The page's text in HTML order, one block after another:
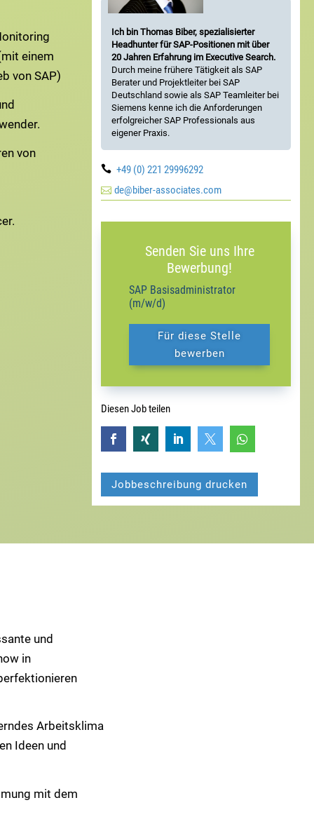
einem
von SAP)
von
Ich bin Thomas Biber, spezialisierter
Headhunter für SAP-Positionen mit über
20 Jahren Erfahrung im Executive Search.
Durch meine frühere Tätigkeit als SAP
Berater und Projektleiter bei SAP
Deutschland sowie als SAP Teamleiter bei
Siemens kenne ich die Anforderungen
erfolgreicher SAP Professionals aus
eigener Praxis.
 +49 (0) 221 29996292
de@biber-associates.com
Senden Sie uns Ihre
Bewerbung!
SAP Basisadministrator
(m/w/d)
Für diese Stelle
bewerben
Diesen Job teilen
    
Jobbeschreibung drucken
und
in
Arbeitsklima
Ideen und
mit dem